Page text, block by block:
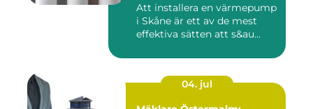
Att installera en värmepump
i Skåne är ett av de mest
effektiva sätten att s&au...
04. jul